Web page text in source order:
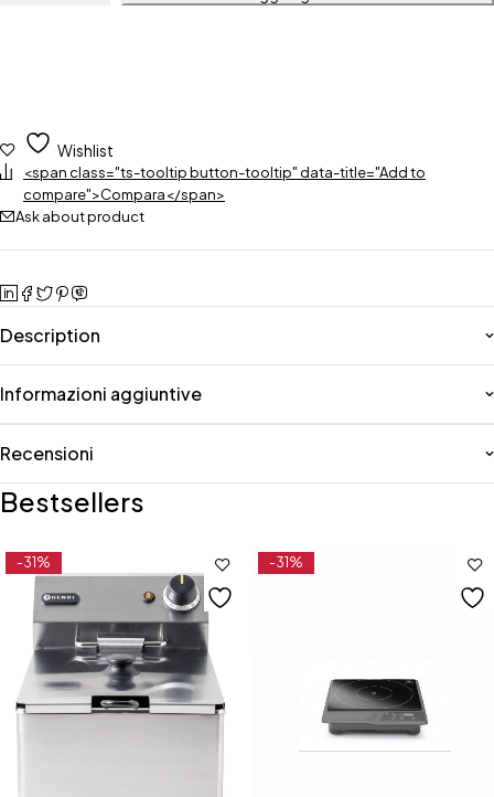
Wishlist
<span class="ts-tooltip button-tooltip" data-title="Add to
compare">Compara</span>
Ask about product
Description
Informazioni aggiuntive
Recensioni
Bestsellers
-31% -31%